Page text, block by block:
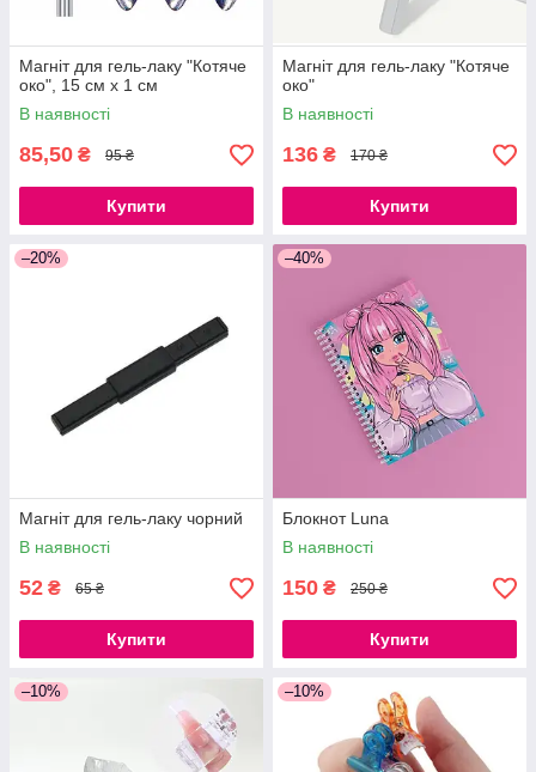
Магніт для гель-лаку "Котяче
око", 15 см х 1 см
В наявності
85,50 ₴ 95 ₴
Купити
Магніт для гель-лаку "Котяче
око"
В наявності
136 ₴ 170 ₴
Купити
–20%
Магніт для гель-лаку чорний
В наявності
52 ₴ 65 ₴
Купити
–40%
Блокнот Luna
В наявності
150 ₴ 250 ₴
Купити
–10% –10%